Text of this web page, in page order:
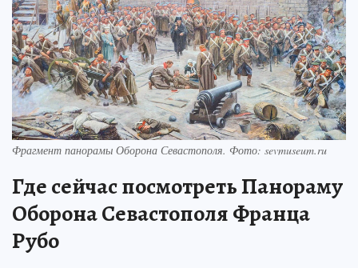
Фрагмент панорамы Оборона Севастополя. Фото: sevmuseum.ru
Где сейчас посмотреть Панораму
Оборона Севастополя Франца
Рубо